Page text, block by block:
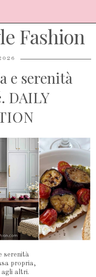
Fashion
e serenità
DAILY
serenità
propria,
altri.